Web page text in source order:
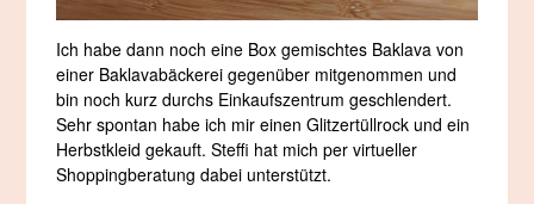
Ich habe dann noch eine Box gemischtes Baklava von
einer Baklavabäckerei gegenüber mitgenommen und
bin noch kurz durchs Einkaufszentrum geschlendert.
Sehr spontan habe ich mir einen Glitzertüllrock und ein
Herbstkleid gekauft. Steffi hat mich per virtueller
Shoppingberatung dabei unterstützt.